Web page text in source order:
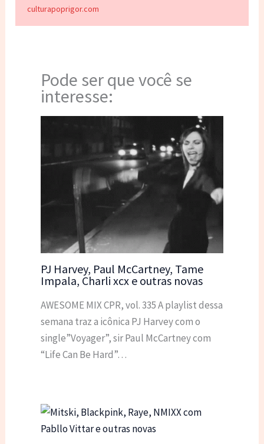
culturapoprigor.com
Pode ser que você se
interesse:
PJ Harvey, Paul McCartney, Tame
Impala, Charli xcx e outras novas
AWESOME MIX CPR, vol. 335 A playlist dessa
semana traz a icônica PJ Harvey com o
single”Voyager”, sir Paul McCartney com
“Life Can Be Hard”…